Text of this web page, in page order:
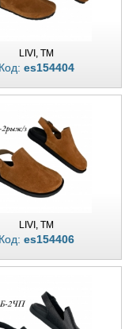
LIVI, TM
Код: es154404
LIVI, TM
Код: es154406